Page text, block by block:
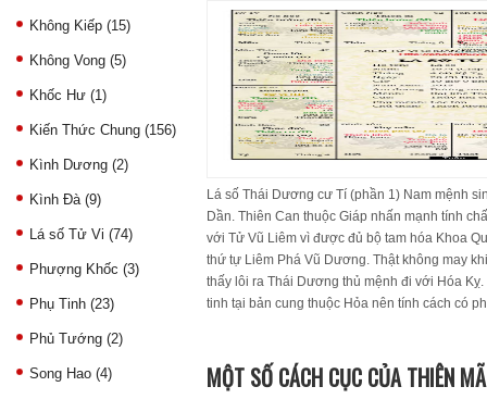
Không Kiếp (15)
Không Vong (5)
Khốc Hư (1)
Kiến Thức Chung (156)
Kình Dương (2)
Kình Đà (9)
Lá số Tử Vi (74)
Phượng Khốc (3)
Phụ Tinh (23)
Phủ Tướng (2)
Song Hao (4)
Lá số Thái Dương cư Tí (phần 1) Nam mệnh
Dần. Thiên Can thuộc Giáp nhấn mạnh tính
với Tử Vũ Liêm vì được đủ bộ tam hóa Khoa
thứ tự Liêm Phá Vũ Dương. Thật không may
thấy lôi ra Thái Dương thủ mệnh đi với Hóa
tinh tại bản cung thuộc Hỏa nên tính cách có
MỘT SỐ CÁCH CỤC CỦA THIÊN